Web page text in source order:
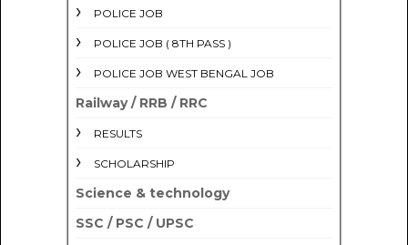
POLICE JOB
POLICE JOB ( 8TH PASS )
POLICE JOB WEST BENGAL JOB
Railway / RRB / RRC
RESULTS
SCHOLARSHIP
Science & technology
SSC / PSC / UPSC